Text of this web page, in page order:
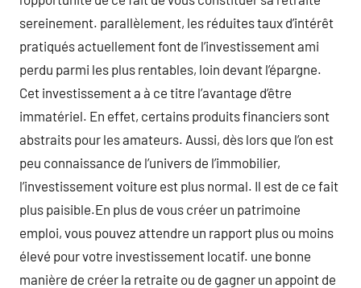
sereinement. parallèlement, les réduites taux d’intérêt
pratiqués actuellement font de l’investissement ami
perdu parmi les plus rentables, loin devant l’épargne.
Cet investissement a à ce titre l’avantage d’être
immatériel. En effet, certains produits financiers sont
abstraits pour les amateurs. Aussi, dès lors que l’on est
peu connaissance de l’univers de l’immobilier,
l’investissement voiture est plus normal. Il est de ce fait
plus paisible.En plus de vous créer un patrimoine
emploi, vous pouvez attendre un rapport plus ou moins
élevé pour votre investissement locatif. une bonne
manière de créer la retraite ou de gagner un appoint de